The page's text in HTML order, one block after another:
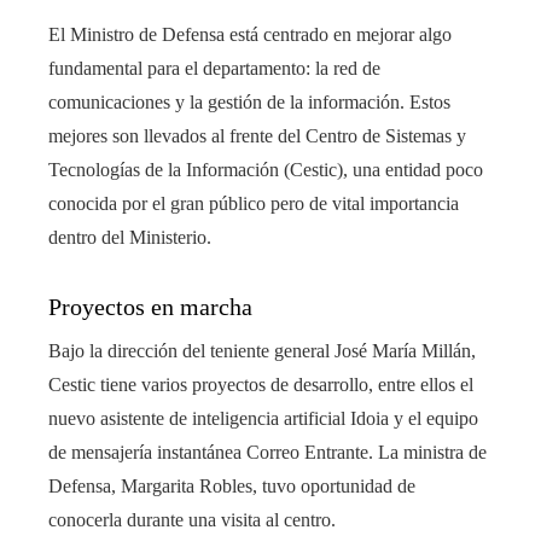
El Ministro de Defensa está centrado en mejorar algo
fundamental para el departamento: la red de
comunicaciones y la gestión de la información. Estos
mejores son llevados al frente del Centro de Sistemas y
Tecnologías de la Información (Cestic), una entidad poco
conocida por el gran público pero de vital importancia
dentro del Ministerio.
Proyectos en marcha
Bajo la dirección del teniente general José María Millán,
Cestic tiene varios proyectos de desarrollo, entre ellos el
nuevo asistente de inteligencia artificial Idoia y el equipo
de mensajería instantánea Correo Entrante. La ministra de
Defensa, Margarita Robles, tuvo oportunidad de
conocerla durante una visita al centro.